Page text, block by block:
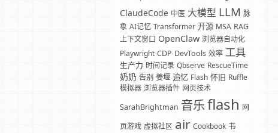
ClaudeCode 中医 大模型 LLM 脉
象 AI记忆 Transformer 开源 MSA RAG
上下文窗口 OpenClaw 浏览器自动化
Playwright CDP DevTools 效率 工具
生产力 时间记录 Qbserve RescueTime
奶奶 告别 姜堰 追忆 Flash 怀旧 Ruffle
模拟器 浏览器插件 网页技术
SarahBrightman 音乐flash 网
页游戏 虚拟社区 air Cookbook 书